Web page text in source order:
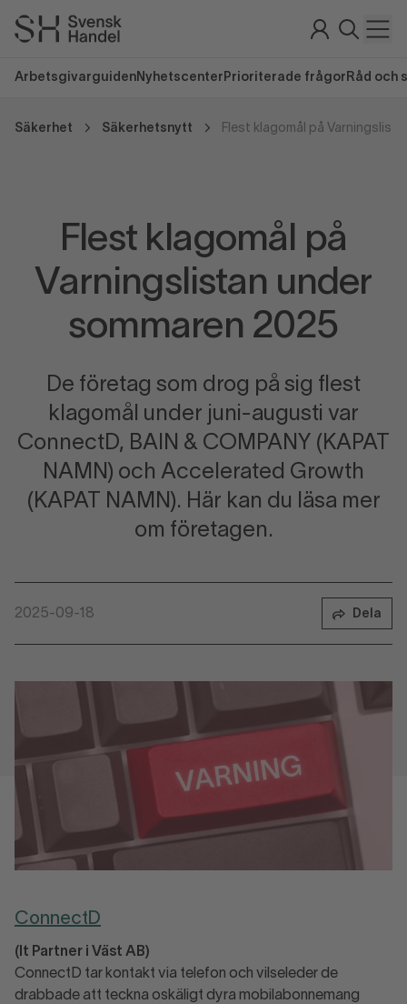
Arbetsgivarguiden Nyhetscenter Prioriterade frågor Råd och
Säkerhet Säkerhetsnytt
Flest klagomål på
Varningslistan under
sommaren 2025
De företag som drog på sig flest
klagomål under juni-augusti var
ConnectD, BAIN & COMPANY (KAPAT
NAMN) och Accelerated Growth
(KAPAT NAMN). Här kan du läsa mer
om företagen.
2025-09-18 Dela
ConnectD
(It Partner i Väst AB)
ConnectD tar kontakt via telefon och vilseleder de
drabbade att teckna oskäligt dyra mobilabonnemang